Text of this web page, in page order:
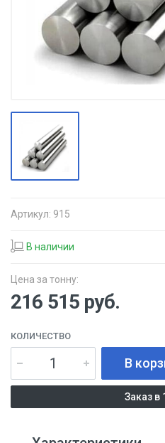
Артикул: 915
В наличии
Цена за тонну:
216 515 руб.
КОЛИЧЕСТВО
В
Заказ в